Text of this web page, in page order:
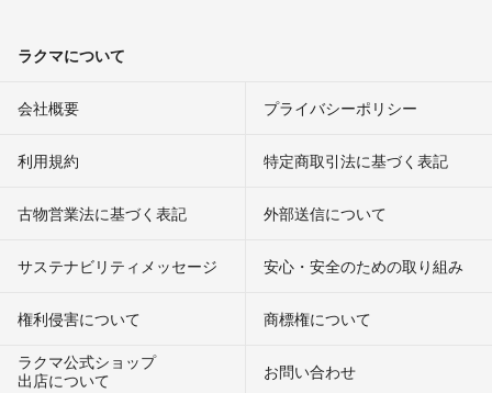
ラクマについて
会社概要 プライバシーポリシー
利用規約 特定商取引法に基づく表記
古物営業法に基づく表記 外部送信について
サステナビリティメッセージ 安心・安全のための取り組み
権利侵害について
商標権について
ラクマ公式ショップ
出店について
お問い合わせ